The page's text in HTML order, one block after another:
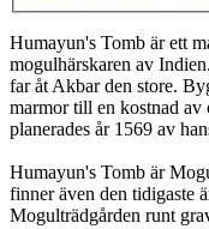
Humayun's Tomb är ett
mogulhärskaren av
far åt Akbar den store.
marmor till en kostnad
planerades år 1569 av
Humayun's Tomb är
finner även den tidigaste
Mogulträdgården runt